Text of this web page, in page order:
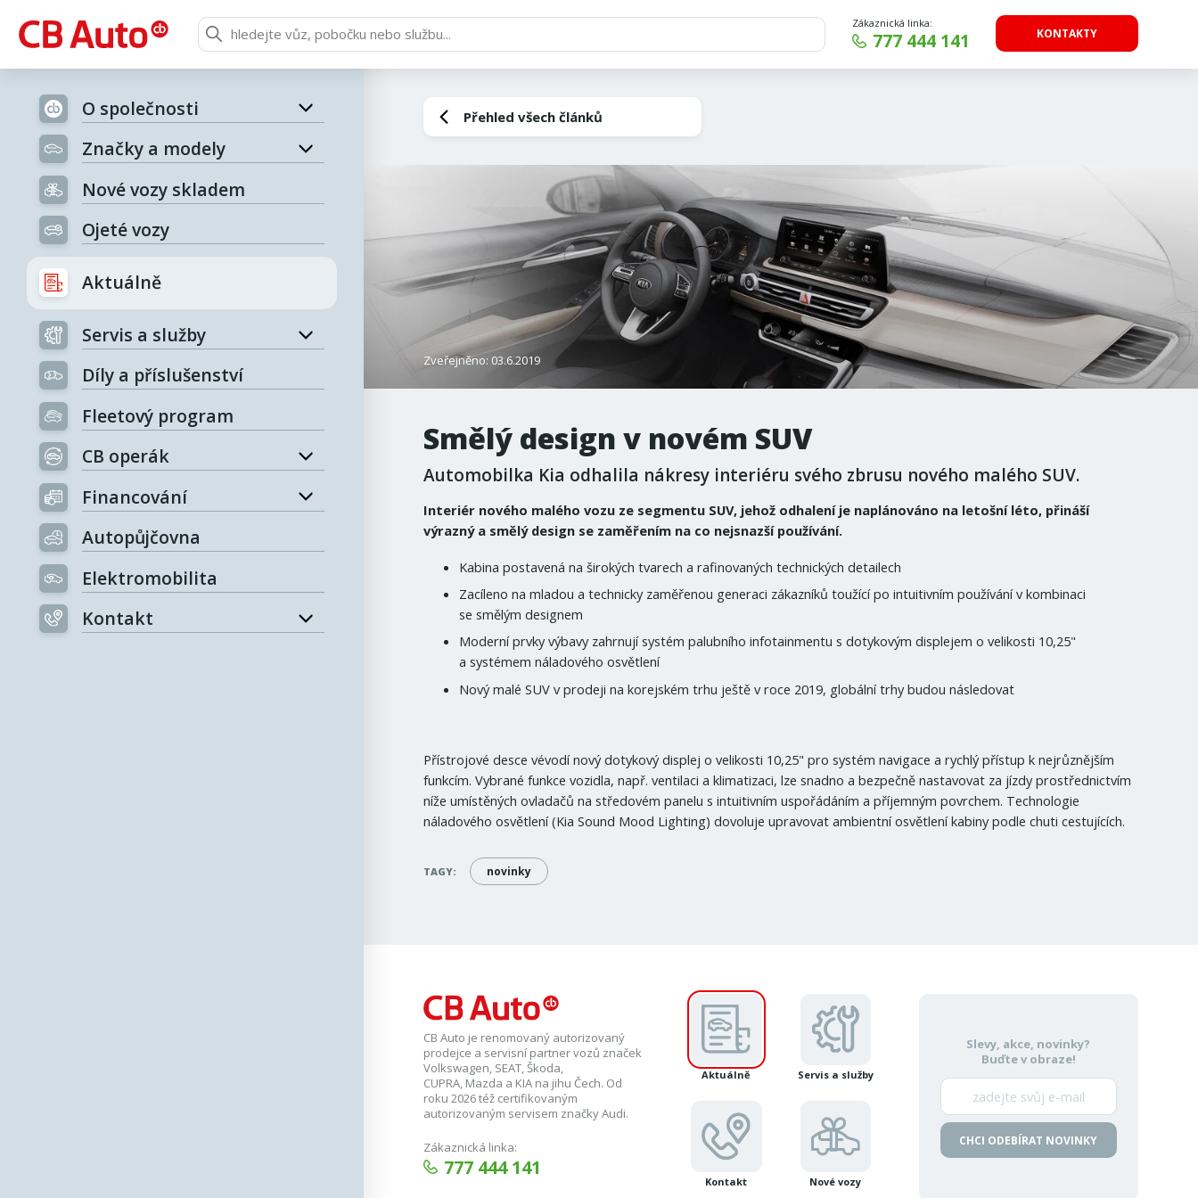
Zákaznická linka:
777 444 141 KONTAKTY
O společnosti
Značky a modely
Nové vozy skladem
Ojeté vozy
Aktuálně
Servis a služby
Díly a příslušenství
Fleetový program
CB operák
Financování
Autopůjčovna
Elektromobilita
Kontakt
Přehled všech článků
Zveřejněno: 03.6.2019
Smělý design v novém SUV
Automobilka Kia odhalila nákresy interiéru svého zbrusu nového malého SUV.
Interiér nového malého vozu ze segmentu SUV, jehož odhalení je naplánováno na letošní léto, přináší
výrazný a smělý design se zaměřením na co nejsnazší používání.
Kabina postavená na širokých tvarech a rafinovaných technických detailech
Zacíleno na mladou a technicky zaměřenou generaci zákazníků toužící po intuitivním používání v kombinaci
se smělým designem
Moderní prvky výbavy zahrnují systém palubního infotainmentu s dotykovým displejem o velikosti 10,25"
a systémem náladového osvětlení
Nový malé SUV v prodeji na korejském trhu ještě v roce 2019, globální trhy budou následovat
Přístrojové desce vévodí nový dotykový displej o velikosti 10,25" pro systém navigace a rychlý přístup k nejrůznějším
funkcím. Vybrané funkce vozidla, např. ventilaci a klimatizaci, lze snadno a bezpečně nastavovat za jízdy prostřednictvím
níže umístěných ovladačů na středovém panelu s intuitivním uspořádáním a příjemným povrchem. Technologie
náladového osvětlení (Kia Sound Mood Lighting) dovoluje upravovat ambientní osvětlení kabiny podle chuti cestujících.
TAGY: novinky
CB Auto je renomovaný autorizovaný
prodejce a servisní partner vozů značek
Volkswagen, SEAT, Škoda,
CUPRA, Mazda a KIA na jihu Čech. Od
roku 2026 též certifikovaným
autorizovaným servisem značky Audi.
Zákaznická linka:
777 444 141
Aktuálně Servis a služby
Kontakt Nové vozy
Slevy, akce, novinky?
Buďte v obraze!
CHCI ODEBÍRAT NOVINKY